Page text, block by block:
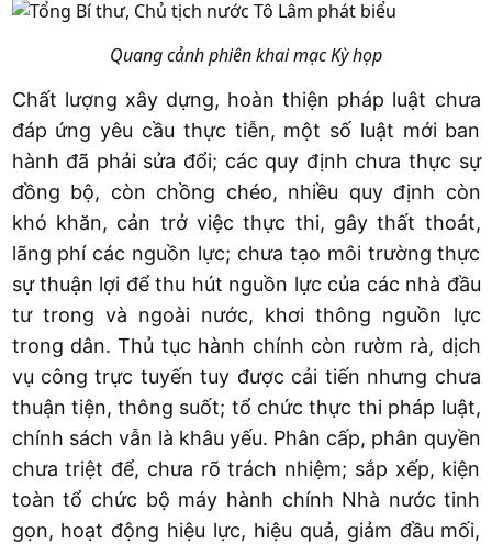
Quang cảnh phiên khai mạc Kỳ họp
Chất lượng xây dựng, hoàn thiện pháp luật chưa
đáp ứng yêu cầu thực tiễn, một số luật mới ban
hành đã phải sửa đổi; các quy định chưa thực sự
đồng bộ, còn chồng chéo, nhiều quy định còn
khó khăn, cản trở việc thực thi, gây thất thoát,
lãng phí các nguồn lực; chưa tạo môi trường thực
sự thuận lợi để thu hút nguồn lực của các nhà đầu
tư trong và ngoài nước, khơi thông nguồn lực
trong dân. Thủ tục hành chính còn rườm rà, dịch
vụ công trực tuyến tuy được cải tiến nhưng chưa
thuận tiện, thông suốt; tổ chức thực thi pháp luật,
chính sách vẫn là khâu yếu. Phân cấp, phân quyền
chưa triệt để, chưa rõ trách nhiệm; sắp xếp, kiện
toàn tổ chức bộ máy hành chính Nhà nước tinh
gọn, hoạt động hiệu lực, hiệu quả, giảm đầu mối,